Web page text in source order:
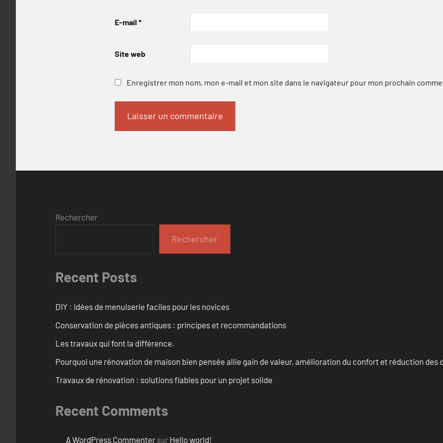
E-mail *
Site web
Enregistrer mon nom, mon e-mail et mon site dans le navigateur pour mon prochain
Rechercher
Rechercher
Recent Posts
DIY : Idées de menuiserie faciles pour les novices
Conservation de pièces antiques : principes et recommandations
Les travaux qui font la différence.
Pourquoi une rénovation de maison bien pensée allie gain de valeur, amélioration du confort et réduction des
Travaux de rénovation : solutions fiables pour un projet solide
Recent Comments
A WordPress Commenter sur Hello world!